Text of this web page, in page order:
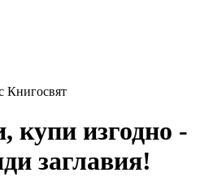
купи изгодно -
заглавия!